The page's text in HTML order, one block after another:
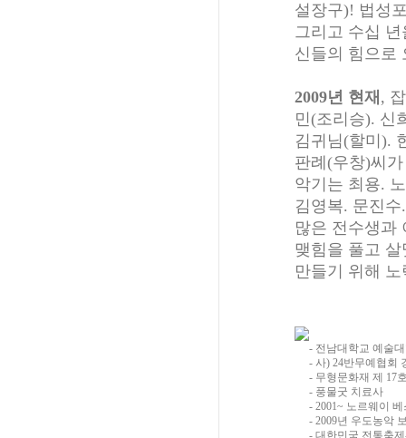
설장구)! 법성
그리고 수십
신들의 힘으로
2009년 현재 ,
민(조리승). 신
김귀님(할미).
판례(우창)씨
악기는 최용.
김영복. 문진
많은 전수생과
맺힘을 풀고
만들기 위해
- 전남대학교 예술
- 사) 24반무예협회
- 무형문화재 제 17
- 풍물굿 치료사
- 2001~ 노르웨이
- 2009년 우도농악
- 대한민국 전통축